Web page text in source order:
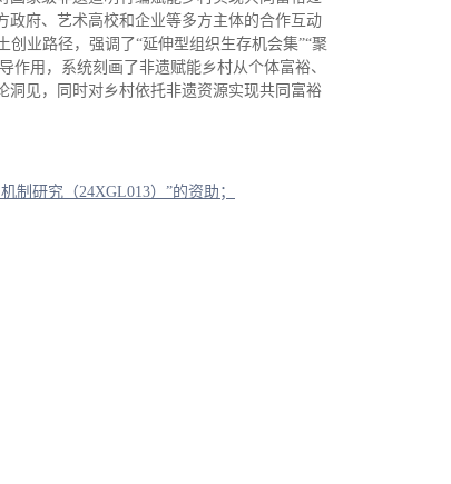
政府、艺术高校和企业等多方主体的合作互动
创业路径，强调了“延伸型组织生存机会集”“聚
作用，系统刻画了非遗赋能乡村从个体富裕、
洞见，同时对乡村依托非遗资源实现共同富裕
制研究（24XGL013）”的资助；